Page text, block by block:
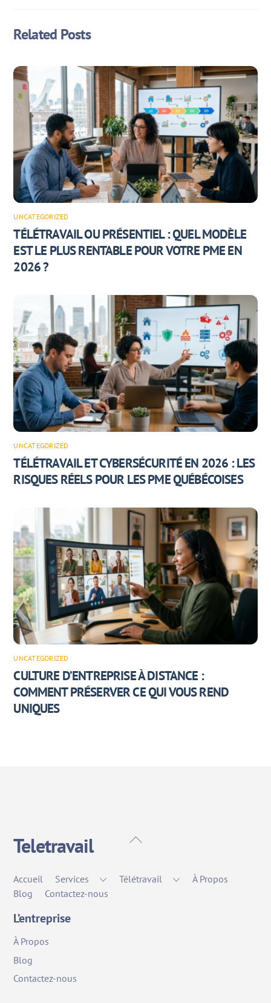
Related Posts
UNCATEGORIZED
TÉLÉTRAVAIL OU PRÉSENTIEL : QUEL MODÈLE
EST LE PLUS RENTABLE POUR VOTRE PME EN
2026 ?
UNCATEGORIZED
TÉLÉTRAVAIL ET CYBERSÉCURITÉ EN 2026 : LES
RISQUES RÉELS POUR LES PME QUÉBÉCOISES
UNCATEGORIZED
CULTURE D’ENTREPRISE À DISTANCE :
COMMENT PRÉSERVER CE QUI VOUS REND
UNIQUES
Back
Teletravail
Accueil Services Télétravail
À Propos
Blog
Contactez-nous
L’entreprise
À Propos
Blog
Contactez-nous